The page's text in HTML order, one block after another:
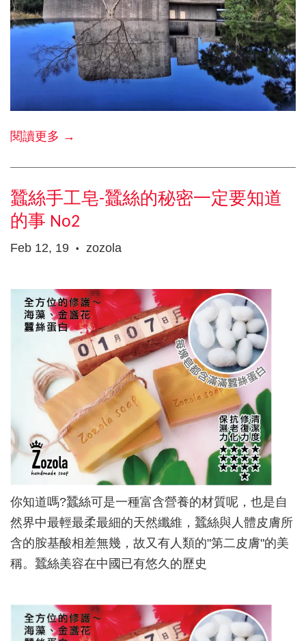
閱讀更多 →
蠶絲手工皂-蠶絲的秘密一定要知道
的事 No2
Feb 12, 19 • zozola
你知道嗎?蠶絲可是一種富含營養的材質呢，也是自
然界中最輕最柔最細的天然纖維，蠶絲與人體皮膚所
含的胺基酸相差無幾，故又有人類的"第二皮膚"的美
稱。蠶絲美容在中國已有悠久的歷史